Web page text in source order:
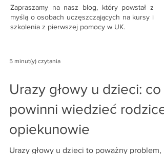
Zapraszamy na nasz blog, który powstał z
myślą o osobach uczęszczających na kursy i
szkolenia z pierwszej pomocy w UK.
5 minut(y) czytania
Urazy głowy u dzieci: co
powinni wiedzieć rodzice
opiekunowie
Urazy głowy u dzieci to poważny problem,